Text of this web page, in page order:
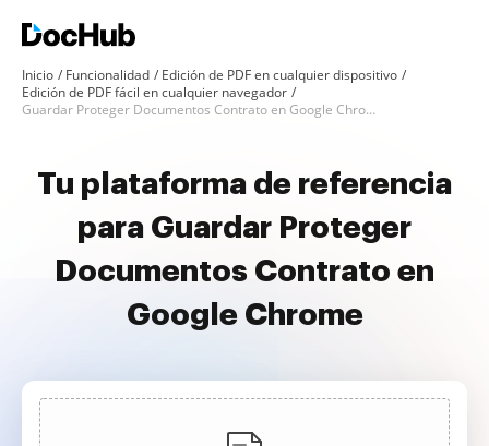
Inicio Funcionalidad
Edición de PDF en cualquier dispositivo
Edición de PDF fácil en cualquier navegador
Guardar Proteger Documentos Contrato en Google Chrome
Tu plataforma de referencia
para Guardar Proteger
Documentos Contrato en
Google Chrome